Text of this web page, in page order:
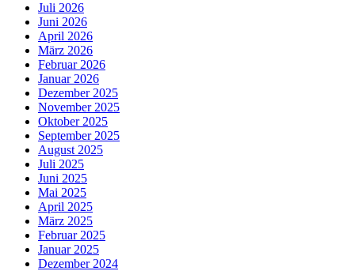
Juli 2026
Juni 2026
April 2026
März 2026
Februar 2026
Januar 2026
Dezember 2025
November 2025
Oktober 2025
September 2025
August 2025
Juli 2025
Juni 2025
Mai 2025
April 2025
März 2025
Februar 2025
Januar 2025
Dezember 2024